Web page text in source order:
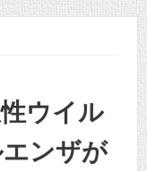
ウイル
ンザが